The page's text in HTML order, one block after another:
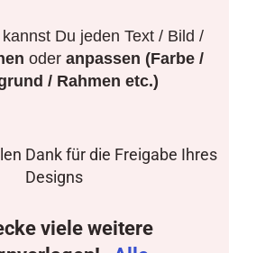
Du jeden Text / Bild /
oder anpassen (Farbe /
/ Rahmen etc.)
Dank für die Freigabe Ihres
Designs
viele weitere